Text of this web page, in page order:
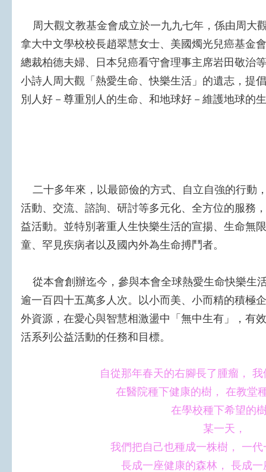
周大觀文教基金會成立於一九九七年，係由周大
拿大中文學校校長趙翠慧女士、美國燭光兒癌基金
總裁柏德夫婦、日本兒癌看守會理事主席岩田敬治
小詩人周大觀「熱愛生命、快樂生活」的遺志，提
別人好－尊重別人的生命、和地球好－維護地球的
二十多年來，以最節儉的方式、自立自強的行動
活動、交流、諮詢、研討等多元化、全方位的服務
益活動。並特別著重人生快樂生活的宣揚、生命無
童、罕見疾病者以及國內外為生命搏鬥者。
從本會創辦迄今，參與本會全球熱愛生命快樂生
逾一百四十五萬多人次。以小而美、小而精的積極
外資源，在愛心與智慧相激盪中「無中生有」，有
活系列公益活動的任務和目標。
自從那年春天的右腳長了腫瘤，
在醫院種下健康的樹， 在教堂
在學校種下希望的
某一天，
我們把自己也種成一株樹， 一
長成一座健康的森林， 長成